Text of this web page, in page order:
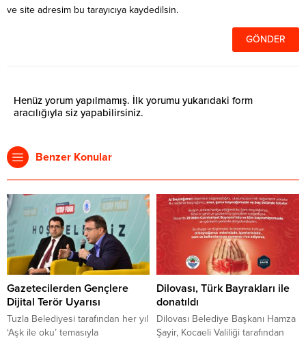
ve site adresim bu tarayıcıya kaydedilsin.
Henüz yorum yapılmamış. İlk yorumu yukarıdaki form
aracılığıyla siz yapabilirsiniz.
Benzer Konular
Gazetecilerden Gençlere
Dijital Terör Uyarısı
Tuzla Belediyesi tarafından her yıl
‘Aşk ile oku’ temasıyla
Dilovası, Türk Bayrakları ile
donatıldı
Dilovası Belediye Başkanı Hamza
Şayir, Kocaeli Valiliği tarafından